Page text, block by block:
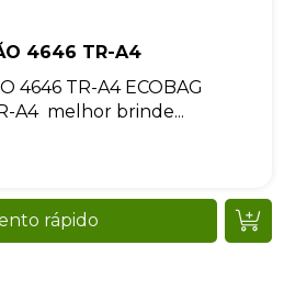
4646 TR-A4
4646 TR-A4 ECOBAG
A4 melhor brinde...
rápido